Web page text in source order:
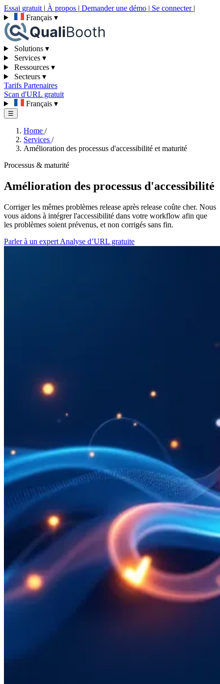
Essai gratuit | À propos | Demander une démo | Se connecter |
Français ▾
Solutions ▾
Services ▾
Ressources ▾
Secteurs ▾
Tarifs Partenaires
Scan d'URL gratuit
Français ▾
☰
Home /
Services /
Amélioration des processus d'accessibilité et maturité
Processus & maturité
Amélioration des processus d'accessibilité
Corriger les mêmes problèmes release après release coûte cher. Nous
vous aidons à intégrer l'accessibilité dans votre workflow afin que
les problèmes soient prévenus, et non corrigés sans fin.
Parler à un expert Analyse d’URL gratuite